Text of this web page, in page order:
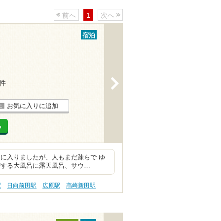
前へ 1 次へ
宿泊
お気に入りに追加
入りましたが、人もまだ疎らで ゆ
る大風呂に露天風呂、サウ…
日向前田駅 広原駅 高崎新田駅